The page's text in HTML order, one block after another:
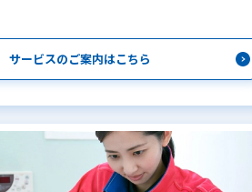
サービスのご案内はこちら